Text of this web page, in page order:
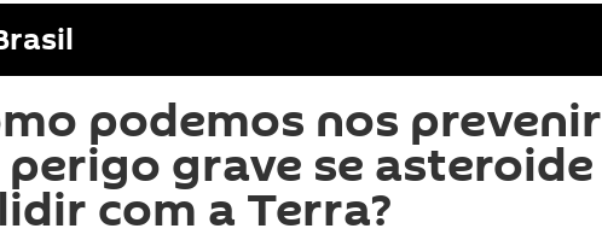
podemos nos prevenir
perigo grave se asteroide
com a Terra?